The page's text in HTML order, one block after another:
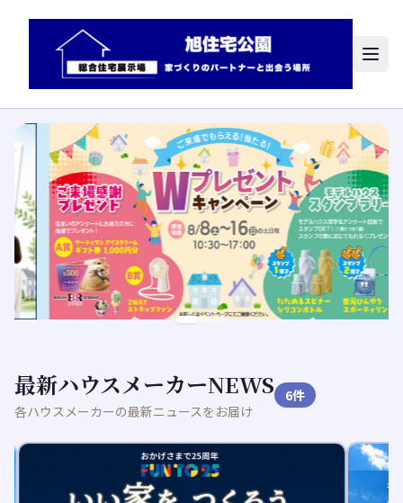
最新ハウスメーカーNEWS
各ハウスメーカーの最新ニュースをお届け
6件